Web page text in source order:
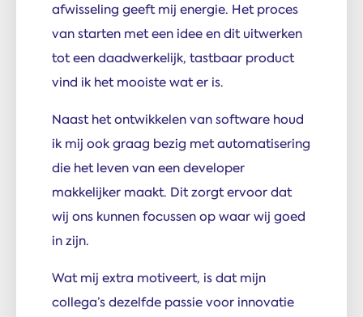
afwisseling geeft mij energie. Het proces
van starten met een idee en dit uitwerken
tot een daadwerkelijk, tastbaar product
vind ik het mooiste wat er is.
Naast het ontwikkelen van software houd
ik mij ook graag bezig met automatisering
die het leven van een developer
makkelijker maakt. Dit zorgt ervoor dat
wij ons kunnen focussen op waar wij goed
in zijn.
Wat mij extra motiveert, is dat mijn
collega’s dezelfde passie voor innovatie